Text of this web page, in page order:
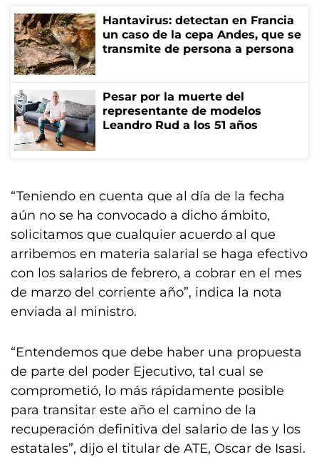
Hantavirus: detectan en Francia
un caso de la cepa Andes, que se
transmite de persona a persona
Pesar por la muerte del
representante de modelos
Leandro Rud a los 51 años
“Teniendo en cuenta que al día de la fecha
aún no se ha convocado a dicho ámbito,
solicitamos que cualquier acuerdo al que
arribemos en materia salarial se haga efectivo
con los salarios de febrero, a cobrar en el mes
de marzo del corriente año”, indica la nota
enviada al ministro.
“Entendemos que debe haber una propuesta
de parte del poder Ejecutivo, tal cual se
comprometió, lo más rápidamente posible
para transitar este año el camino de la
recuperación definitiva del salario de las y los
estatales”, dijo el titular de ATE, Oscar de Isasi.